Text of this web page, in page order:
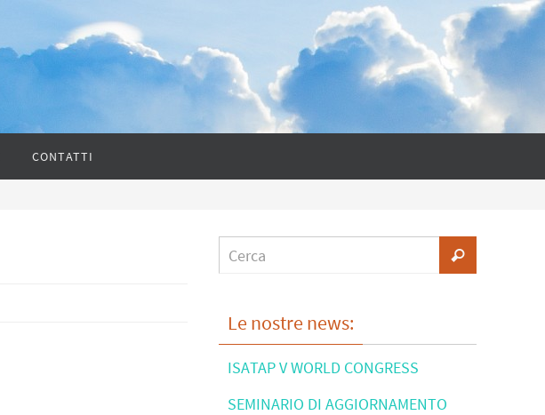
CONTATTI
Le nostre news:
ISATAP V WORLD CONGRESS
SEMINARIO DI AGGIORNAMENTO